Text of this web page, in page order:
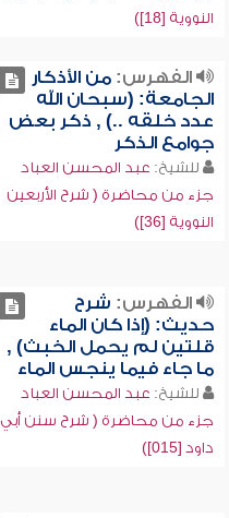
النووية [18])
الفهرس:من الأذكار
الجامعة: (سبحان الله
عدد خلقه ..) , ذكر بعض
جوامع الذكر
للشيخ: عبد المحسن العباد
جزء من محاضرة ( شرح الأربعين
النووية [36])
الفهرس: شرح
حديث: (إذا كان الماء
قلتين لم يحمل الخبث) ,
ما جاء فيما ينجس الماء
للشيخ: عبد المحسن العباد
جزء من محاضرة ( شرح سنن أبي
داود [015])